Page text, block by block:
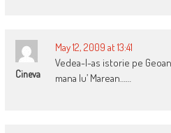
Cineva
May 12, 2009 at 13:41
Vedea-l-as istorie pe
mana lu’ Marean……